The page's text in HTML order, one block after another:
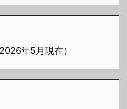
年5月現在）